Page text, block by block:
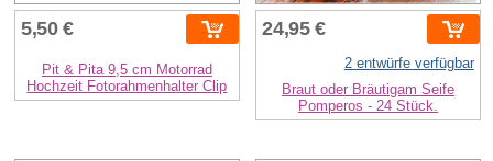
5,50 €
Pit & Pita 9,5 cm Motorrad
Hochzeit Fotorahmenhalter Clip
24,95 €
2 entwürfe verfügbar
Braut oder Bräutigam Seife
Pomperos - 24 Stück.